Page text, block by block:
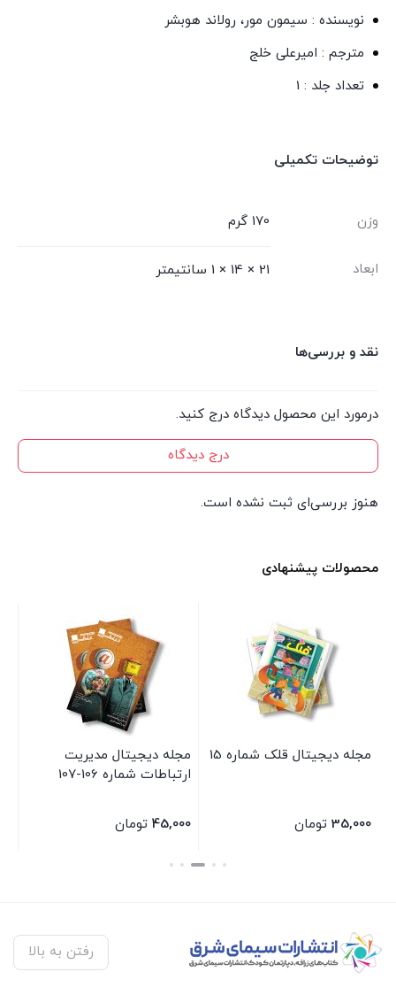
نویسنده : سیمون مور، رولاند هوبشر
مترجم : امیرعلی خلج
تعداد جلد : 1
توضیحات تکمیلی
وزن 170 گرم
ابعاد 21 × 14 × 1 سانتیمتر
نقد و بررسی‌ها
درمورد این محصول دیدگاه درج کنید.
درج دیدگاه
هنوز بررسی‌ای ثبت نشده است.
محصولات پیشنهادی
مجله دیجیتال قلک شماره 15
35,000 تومان
مجله دیجیتال مدیریت
ارتباطات شماره 106-107
45,000 تومان
بستن
رفتن به بالا